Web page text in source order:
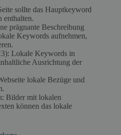
sollte das Hauptkeyword
enthalten.
prägnante Beschreibung
Keywords aufnehmen,
Lokale Keywords in
Ausrichtung der
lokale Bezüge und
Bilder mit lokalen
können das lokale